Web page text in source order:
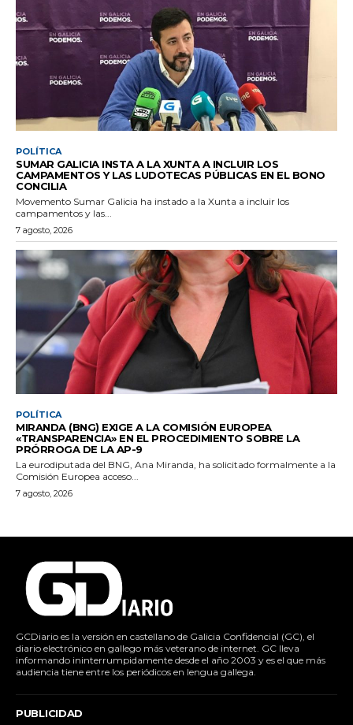
POLÍTICA
SUMAR GALICIA INSTA A LA XUNTA A INCLUIR LOS
CAMPAMENTOS Y LAS LUDOTECAS PÚBLICAS EN EL BONO
CONCILIA
Movemento Sumar Galicia ha instado a la Xunta a incluir los
campamentos y las...
7 agosto, 2026
POLÍTICA
MIRANDA (BNG) EXIGE A LA COMISIÓN EUROPEA
«TRANSPARENCIA» EN EL PROCEDIMIENTO SOBRE LA
PRÓRROGA DE LA AP-9
La eurodiputada del BNG, Ana Miranda, ha solicitado formalmente a la
Comisión Europea acceso...
7 agosto, 2026
GCDiario es la versión en castellano de Galicia Confidencial (GC), el
diario electrónico en gallego más veterano de internet. GC lleva
informando ininterrumpidamente desde el año 2003 y es el que más
audiencia tiene entre los periódicos en lengua gallega.
PUBLICIDAD